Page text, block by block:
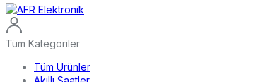
Tüm Kategoriler
Tüm Ürünler